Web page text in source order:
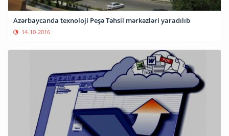
Azərbaycanda texnoloji Peşə Təhsil mərkəzləri yaradılıb
14-10-2016